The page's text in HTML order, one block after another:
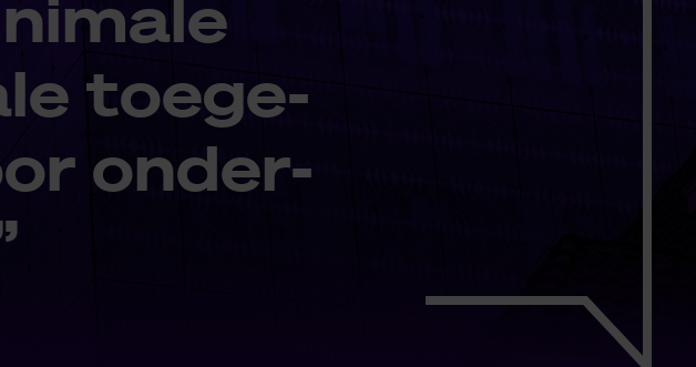
toe­ge­
on­der­